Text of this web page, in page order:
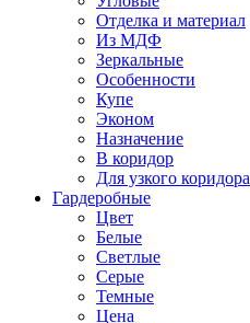
Отделка и материал
Из МДФ
Зеркальные
Особенности
Купе
Эконом
Назначение
В коридор
Для узкого коридора
Гардеробные
Цвет
Белые
Светлые
Серые
Темные
Цена